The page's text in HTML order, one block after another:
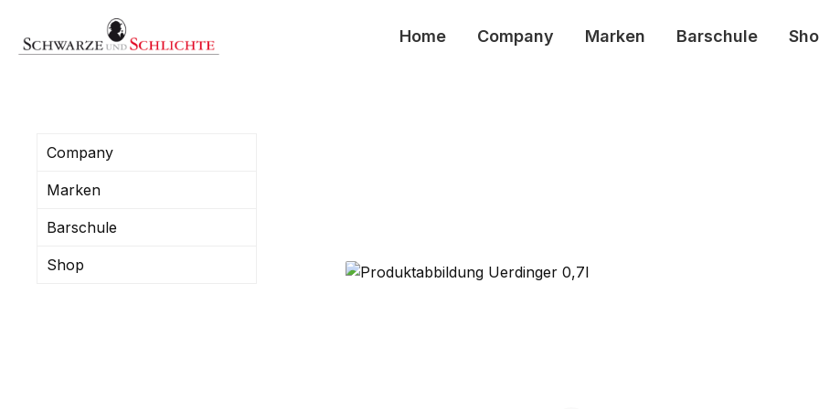
Skip to main navigation
Home Company Marken Barschule
Company
Marken
Barschule
Shop